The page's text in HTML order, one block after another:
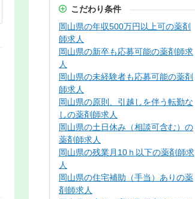
こだわり条件
岡山県の年収500万円以上可の薬剤
師求人
岡山県の新卒も応募可能の薬剤師求
人
岡山県の未経験者も応募可能の薬剤
師求人
岡山県の原則、引越しを伴う転勤な
しの薬剤師求人
岡山県の土日休み（相談可含む）の
薬剤師求人
岡山県の残業月10ｈ以下の薬剤師求
人
岡山県の住宅補助（手当）ありの薬
剤師求人